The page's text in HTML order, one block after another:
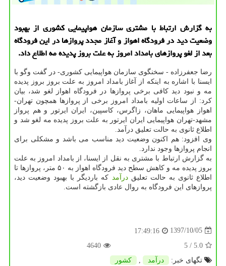
به گزارش ارتباط با مشتری سازمان هواپیمایی كشوری از بهبود
وضعیت دید در فرودگاه اهواز و آغاز مجدد پروازها در این فرودگاه
بعد از لغو پروازهای بامداد امروز به علت بروز پدیده مه اطلاع داد.
رضا جعفرزاده - سخنگوی سازمان هواپیمایی كشوری- در گفت وگو با
ایسنا با اشاره به اینكه از آغاز بامداد امروز به علت بروز بروز پدیده
مه و نبود دید كافی برخی پروازها در فرودگاه اهواز لغو شد، بیان
كرد: از ساعات اولیه بامداد امروز برخی از پروازها همچون تهران-
اهواز هواپیمایی ماهان، زاگرس، كاسپین، ایران ایرتور و هم پرواز
مشهد-تهران هواپیمایی ایران ایرتور به علت بروز پدیده مه لغو شد و
اطلاع ثانوی به حالت تعلیق درآمد.
وی افزود: هم اكنون وضعیت دید مناسب می باشد و مشكلی برای
انجام پروازها وجود ندارد.
به گزارش ارتباط با مشتری به نقل از ایسنا، از بامداد امروز به علت
بروز پدیده مه و كاهش سطح دید فرودگاه اهواز به ۵۰ متر، پروازها تا
اطلاع ثانوی به حالت تعلیقدرآمد كه باردیگر با بهبود وضعیت دید،
پروازهای این فرودگاه به روال عادی بازگشته است.
1397/10/05
17:49:16
5.0
/ 5
4640
تگهای خبر:
درآمد كشور